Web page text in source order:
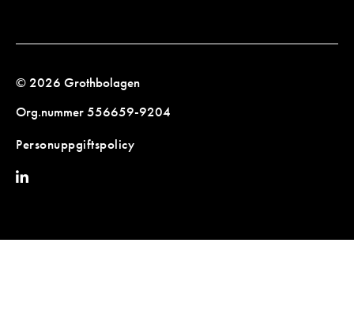
© 2026 Grothbolagen
Org.nummer 556659-9204
Personuppgiftspolicy